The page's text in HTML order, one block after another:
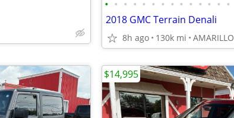
• • • • • • • • • • • • • •
2018 GMC Terrain Denali
8h ago 130k mi AMARILLO
$14,995